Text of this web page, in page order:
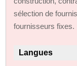
sélection de
fournisseurs fixes.
Langues